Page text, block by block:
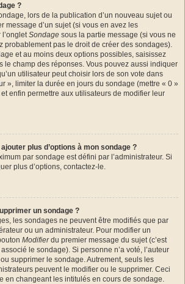
?
lors de la publication d’un nouveau sujet ou
message d’un sujet (si vous en avez les
Sondage sous la partie message (si vous ne
probablement pas le droit de créer des sondages).
et au moins deux options possibles, saisissez
le champ des réponses. Vous pouvez aussi indiquer
utilisateur peut choisir lors de son vote dans
», limiter la durée en jours du sondage (mettre « 0 »
enfin permettre aux utilisateurs de modifier leur
plus d’options à mon sondage ?
par sondage est défini par l’administrateur. Si
plus d’options, contactez-le.
un sondage ?
les sondages ne peuvent être modifiés que par
ou un administrateur. Pour modifier un
Modifierdu premier message du sujet (c’est
le sondage). Si personne n’a voté, l’auteur
supprimer le sondage. Autrement, seuls les
peuvent le modifier ou le supprimer. Ceci
en changeant les intitulés en cours de sondage.